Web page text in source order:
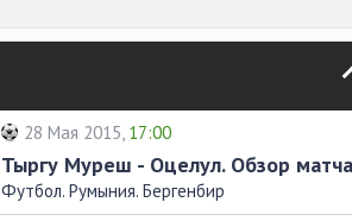
28 Мая 2015, 17:00
Тыргу Муреш - Оцелул. Обзор матча
Футбол. Румыния. Бергенбир